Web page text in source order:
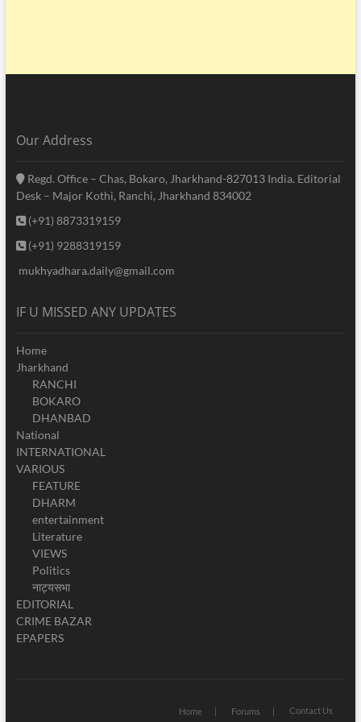
Our Address
Regd. Office – Chas, Bokaro, Jharkhand-827013 India. Editorial
Desk – Major Kothi, Ranchi, Jharkhand 834002
(+91) 8873319159
(+91) 9288319159
mukhyadhara.daily@gmail.com
IF U MISSED ANY UPDATES
Home
Jharkhand
RANCHI
BOKARO
DHANBAD
National
INTERNATIONAL
VARIOUS
FEATURE
DHARM
entertainment
Literature
VIEWS
Politics
नाट्यसभा
EDITORIAL
CRIME BAZAR
EPAPERS
Home Forums Contact Us